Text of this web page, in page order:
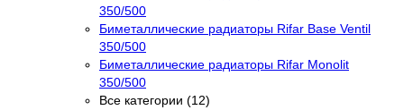
350/500
Биметаллические радиаторы Rifar Base Ventil
350/500
Биметаллические радиаторы Rifar Monolit
350/500
Все категории (12)